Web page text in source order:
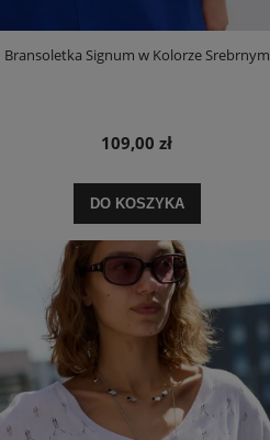
Bransoletka Signum w Kolorze Srebrnym
109,00 zł
DO KOSZYKA